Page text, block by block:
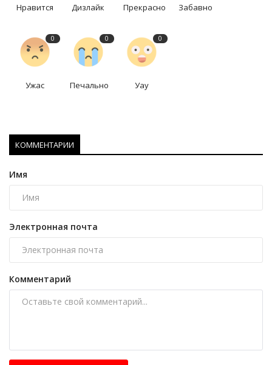
Нравится Дизлайк Прекрасно Забавно
0
Ужас
0
Печально
0
Уау
КОММЕНТАРИИ
Имя
Электронная почта
Комментарий